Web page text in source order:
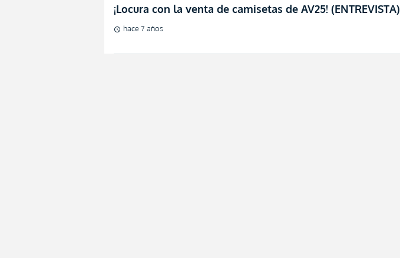
¡Locura con la venta de camisetas de AV25! (ENTREVISTA)
schedule hace 7 años